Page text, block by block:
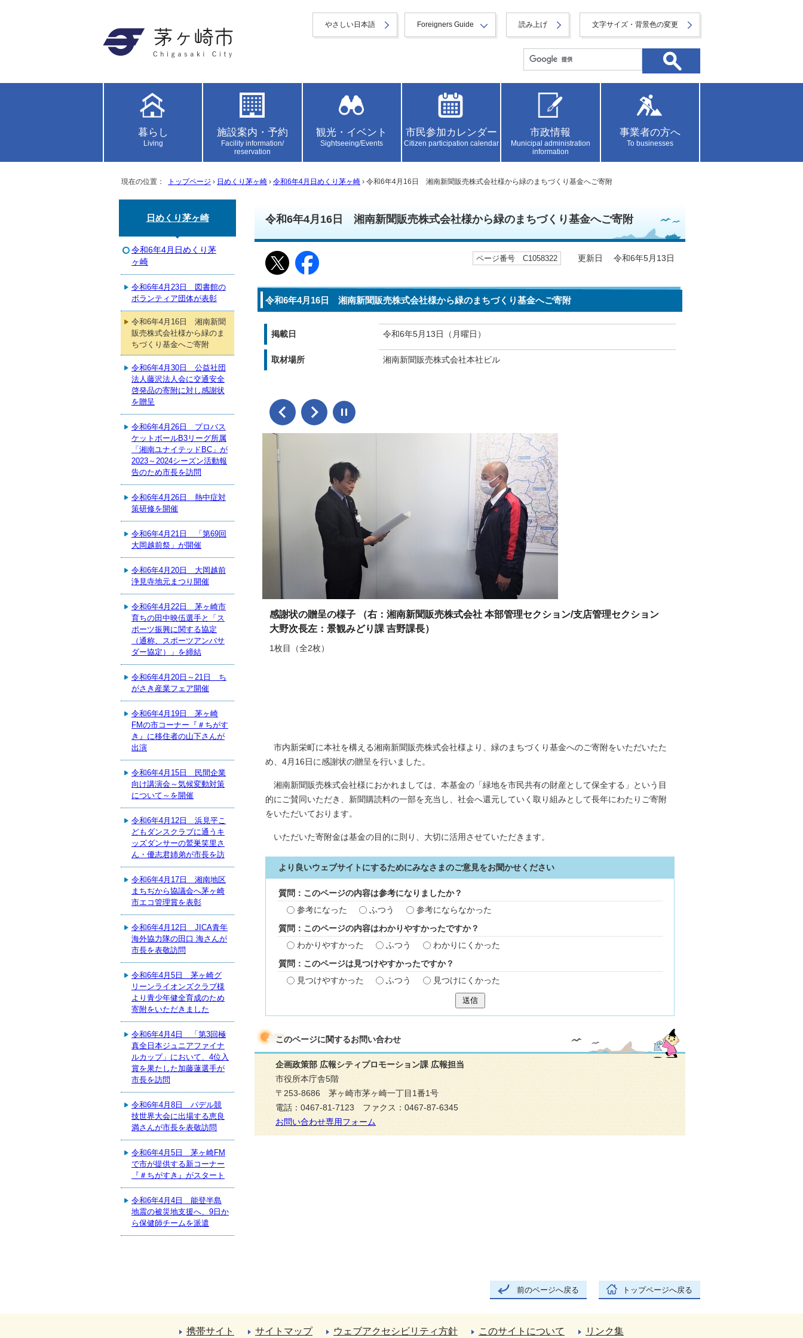
やさしい日本語 Foreigners Guide 読み上げ 文字サイズ・背景色の変更
暮らし
Living
施設案内・予約
Facility information/
reservation
観光・イベント
Sightseeing/Events
市民参加カレンダー
Citizen participation calendar
市政情報
Municipal administration
information
事業者の方へ
To businesses
現在の位置： トップページ › 日めくり茅ヶ崎 › 令和6年4月日めくり茅ヶ崎 › 令和6年4月16日 湘南新聞販売株式会社様から緑のまちづくり基金へご寄附
令和6年4月16日 湘南新聞販売株式会社様から緑のまちづくり基金へご寄附
ページ番号 C1058322 更新日 令和6年5月13日
令和6年4月16日 湘南新聞販売株式会社様から緑のまちづくり基金へご寄附
掲載日 令和6年5月13日（月曜日）
取材場所 湘南新聞販売株式会社本社ビル
感謝状の贈呈の様子 （右：湘南新聞販売株式会社 本部管理セクション/支店管理セクション
大野次長左：景観みどり課 吉野課長）
1枚目（全2枚）
市内新栄町に本社を構える湘南新聞販売株式会社様より、緑のまちづくり基金へのご寄附をいただいたた
め、4月16日に感謝状の贈呈を行いました。
湘南新聞販売株式会社様におかれましては、本基金の「緑地を市民共有の財産として保全する」という目
的にご賛同いただき、新聞購読料の一部を充当し、社会へ還元していく取り組みとして長年にわたりご寄附
をいただいております。
いただいた寄附金は基金の目的に則り、大切に活用させていただきます。
より良いウェブサイトにするためにみなさまのご意見をお聞かせください
質問：このページの内容は参考になりましたか？
参考になった
ふつう 参考にならなかった
質問：このページの内容はわかりやすかったですか？
わかりやすかった
ふつう わかりにくかった
質問：このページは見つけやすかったですか？
見つけやすかった
ふつう 見つけにくかった
送信
このページに関するお問い合わせ
企画政策部 広報シティプロモーション課 広報担当
市役所本庁舎5階
〒253-8686 茅ヶ崎市茅ヶ崎一丁目1番1号
電話：0467-81-7123 ファクス：0467-87-6345
お問い合わせ専用フォーム
日めくり茅ヶ崎
令和6年4月日めくり茅
ヶ崎
令和6年4月23日 図書館の
ボランティア団体が表彰
令和6年4月16日 湘南新聞
販売株式会社様から緑のま
ちづくり基金へご寄附
令和6年4月30日 公益社団
法人藤沢法人会に交通安全
啓発品の寄附に対し感謝状
を贈呈
令和6年4月26日 プロバス
ケットボールB3リーグ所属
「湘南ユナイテッドBC」が
2023～2024シーズン活動報
告のため市長を訪問
令和6年4月26日 熱中症対
策研修を開催
令和6年4月21日 「第69回
大岡越前祭」が開催
令和6年4月20日 大岡越前
浄見寺地元まつり開催
令和6年4月22日 茅ヶ崎市
育ちの田中映伍選手と「ス
ポーツ振興に関する協定
（通称、スポーツアンバサ
ダー協定）」を締結
令和6年4月20日～21日 ち
がさき産業フェア開催
令和6年4月19日 茅ヶ崎
FMの市コーナー『＃ちがす
き』に移住者の山下さんが
出演
令和6年4月15日 民間企業
向け講演会～気候変動対策
について～を開催
令和6年4月12日 浜見平こ
どもダンスクラブに通うキ
ッズダンサーの鷲巣笑里さ
ん・優志君姉弟が市長を訪
令和6年4月17日 湘南地区
まちぢから協議会へ茅ヶ崎
市エコ管理賞を表彰
令和6年4月12日 JICA青年
海外協力隊の田口 海さんが
市長を表敬訪問
令和6年4月5日 茅ヶ崎グ
リーンライオンズクラブ様
より青少年健全育成のため
寄附をいただきました
令和6年4月4日 「第3回極
真全日本ジュニアファイナ
ルカップ」において、4位入
賞を果たした加藤蓮選手が
市長を訪問
令和6年4月8日 パデル競
技世界大会に出場する恵良
満さんが市長を表敬訪問
令和6年4月5日 茅ヶ崎FM
で市が提供する新コーナー
『＃ちがすき』がスタート
令和6年4月4日 能登半島
地震の被災地支援へ、9日か
ら保健師チームを派遣
前のページへ戻る トップページへ戻る
携帯サイト サイトマップ ウェブアクセシビリティ方針 このサイトについて リンク集